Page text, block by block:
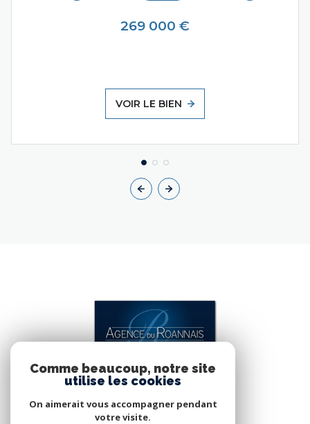
269 000 €
VOIR LE BIEN
Comme beaucoup, notre site
utilise les cookies
On aimerait vous accompagner pendant
votre visite.